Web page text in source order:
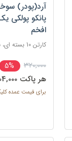
آرد(پودر)
پانکو پولکی
افخم
کارتن 10 بسته ای، بسته یک کیلویی
320,000
5%
هر پاکت 304,000 تومان
برای قیمت عمده